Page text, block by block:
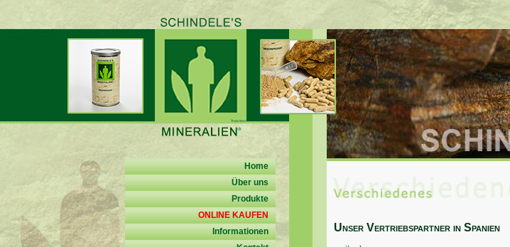
Home
Über uns
Produkte
ONLINE KAUFEN
Informationen
Unser Vertriebspartner in Spanien